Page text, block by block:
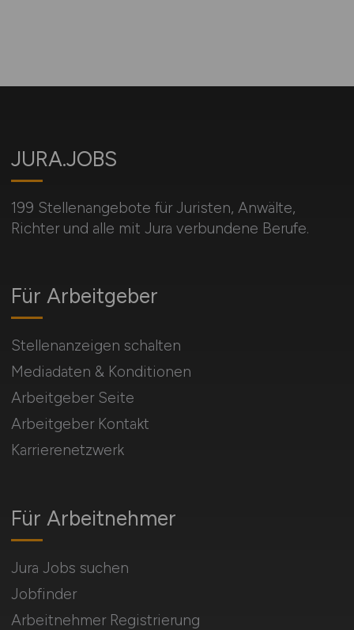
JURA.JOBS
199 Stellenangebote für Juristen, Anwälte,
Richter und alle mit Jura verbundene Berufe.
Für Arbeitnehmer
Jura Jobs suchen
Jobfinder
Arbeitnehmer Registrierung
Für Arbeitgeber
Stellenanzeigen schalten
Mediadaten & Konditionen
Arbeitgeber Seite
Arbeitgeber Kontakt
Karrierenetzwerk